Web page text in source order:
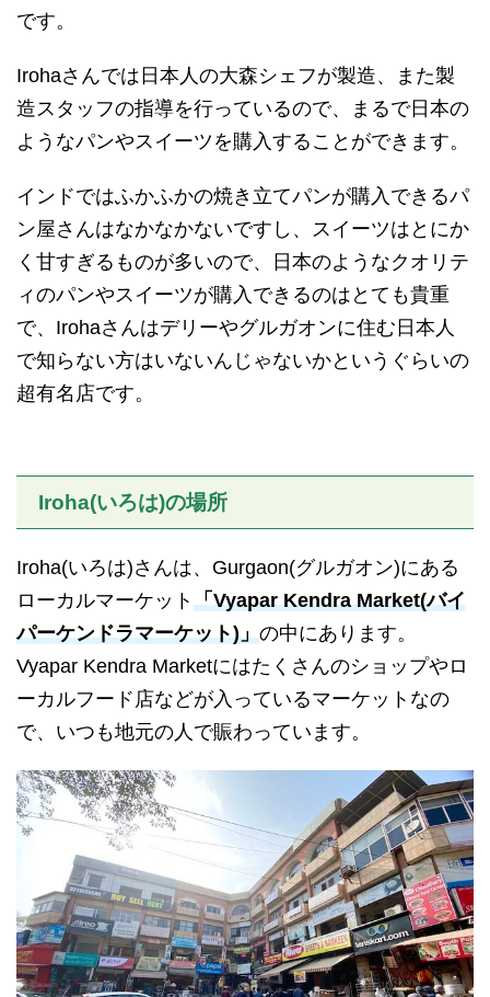
です。
Irohaさんでは日本人の大森シェフが製造、また製
造スタッフの指導を行っているので、まるで日本の
ようなパンやスイーツを購入することができます。
インドではふかふかの焼き立てパンが購入できるパ
ン屋さんはなかなかないですし、スイーツはとにか
く甘すぎるものが多いので、日本のようなクオリテ
ィのパンやスイーツが購入できるのはとても貴重
で、Irohaさんはデリーやグルガオンに住む日本人
で知らない方はいないんじゃないかというぐらいの
超有名店です。
Iroha(いろは)の場所
Iroha(いろは)さんは、Gurgaon(グルガオン)にある
ローカルマーケット 「Vyapar Kendra Market(バイ
パーケンドラマーケット)」の中にあります。
Vyapar Kendra Marketにはたくさんのショップやロ
ーカルフード店などが入っているマーケットなの
で、いつも地元の人で賑わっています。